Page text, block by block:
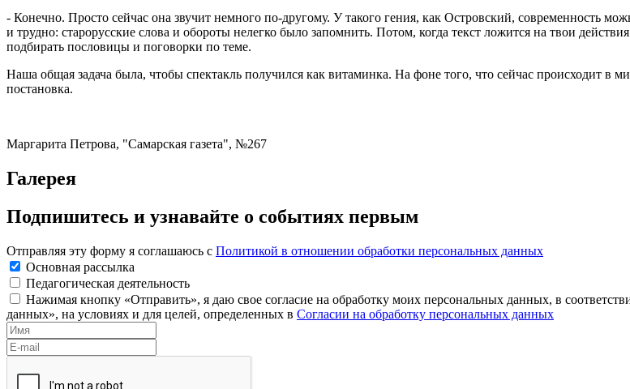
- Конечно. Просто сейчас она звучит немного по-другому. У такого гения, как Островский, современность
и трудно: старорусские слова и обороты нелегко было запомнить. Потом, когда текст ложится на твои
подбирать пословицы и поговорки по теме.
Наша общая задача была, чтобы спектакль получился как витаминка. На фоне того, что сейчас происходит
постановка.
Маргарита Петрова, "Самарская газета", №267
Галерея
Подпишитесь и узнавайте о событиях первым
Отправляя эту форму я соглашаюсь с Политикой в отношении обработки персональных данных
Основная рассылка
Педагогическая деятельность
Нажимая кнопку «Отправить», я даю свое согласие на обработку моих персональных данных, в
данных», на условиях и для целей, определенных в Согласии на обработку персональных данных